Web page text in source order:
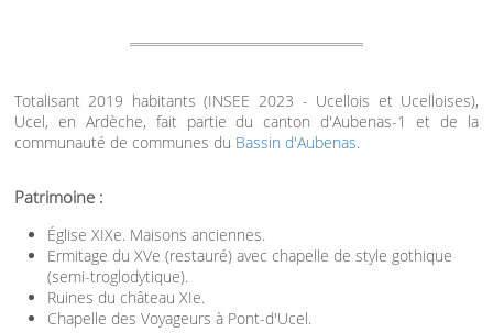
Totalisant 2019 habitants (INSEE 2023 - Ucellois et Ucelloises),
Ucel, en Ardèche, fait partie du canton d'Aubenas-1 et de la
communauté de communes du Bassin d'Aubenas.
Patrimoine :
Église XIXe. Maisons anciennes.
Ermitage du XVe (restauré) avec chapelle de style gothique
(semi-troglodytique).
Ruines du château XIe.
Chapelle des Voyageurs à Pont-d'Ucel.